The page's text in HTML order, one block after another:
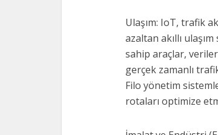
Ulaşım: IoT, trafik
azaltan akıllı
sahip araçlar,
gerçek zamanlı
Filo yönetim
rotaları optimize